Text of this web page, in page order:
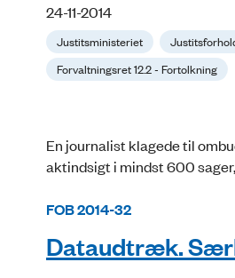
24-11-2014
Justitsministeriet
Forvaltningsret 12.2 - Fortolkning
En journalist klagede til
aktindsigt i mindst 600
FOB 2014-32
Dataudtræk.